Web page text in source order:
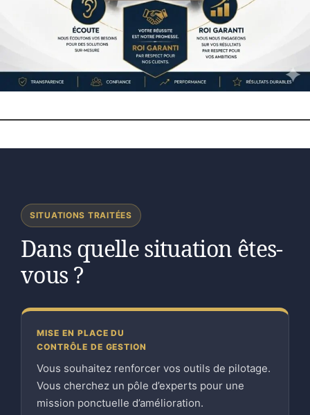
SITUATIONS TRAITÉES
Dans quelle situation êtes-
vous ?
MISE EN PLACE DU
CONTRÔLE DE GESTION
Vous souhaitez renforcer vos outils de pilotage.
Vous cherchez un pôle d’experts pour une
mission ponctuelle d’amélioration.